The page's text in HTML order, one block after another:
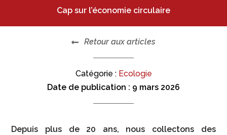
Cap sur l’économie circulaire
Retour aux articles
Catégorie : Ecologie
Date de publication : 9 mars 2026
Depuis plus de 20 ans, nous collectons des